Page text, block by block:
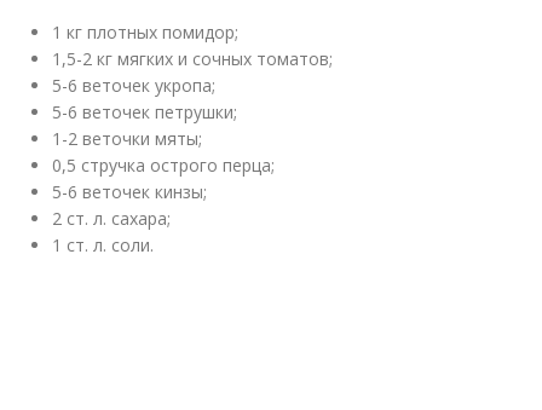
1 кг плотных помидор;
1,5-2 кг мягких и сочных томатов;
5-6 веточек укропа;
5-6 веточек петрушки;
1-2 веточки мяты;
0,5 стручка острого перца;
5-6 веточек кинзы;
2 ст. л. сахара;
1 ст. л. соли.